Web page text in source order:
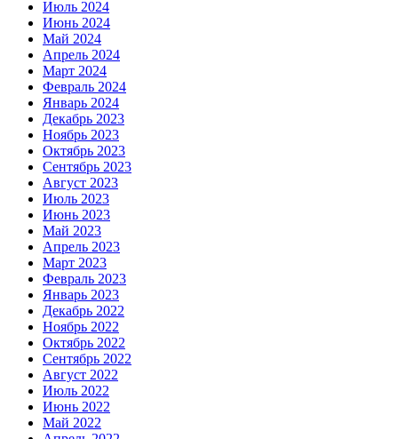
Июль 2024
Июнь 2024
Май 2024
Апрель 2024
Март 2024
Февраль 2024
Январь 2024
Декабрь 2023
Ноябрь 2023
Октябрь 2023
Сентябрь 2023
Август 2023
Июль 2023
Июнь 2023
Май 2023
Апрель 2023
Март 2023
Февраль 2023
Январь 2023
Декабрь 2022
Ноябрь 2022
Октябрь 2022
Сентябрь 2022
Август 2022
Июль 2022
Июнь 2022
Май 2022